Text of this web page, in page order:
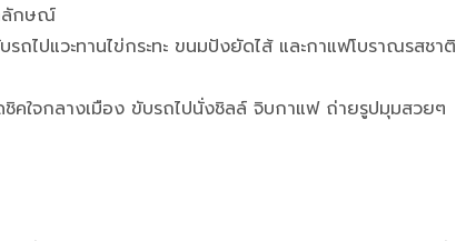
ลักษณ์
รถไปแวะทานไข่กระทะ ขนมปังยัดไส้ และกาแฟโบราณรสชาติ
ชิคใจกลางเมือง ขับรถไปนั่งชิลล์ จิบกาแฟ ถ่ายรูปมุมสวยๆ